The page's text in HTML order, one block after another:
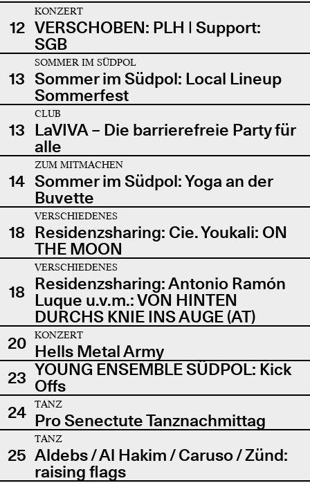
12
KONZERT
VERSCHOBEN: PLH | Support:
SGB
13
SOMMER IM SÜDPOL
Sommer im Südpol: Local Lineup
Sommerfest
13
CLUB
LaVIVA – Die barrierefreie Party für
alle
14
ZUM MITMACHEN
Sommer im Südpol: Yoga an der
Buvette
18
VERSCHIEDENES
Residenzsharing: Cie. Youkali: ON
THE MOON
18
VERSCHIEDENES
Residenzsharing: Antonio Ramón
Luque u.v.m.: VON HINTEN
DURCHS KNIE INS AUGE (AT)
20
KONZERT
Hells Metal Army
23 YOUNG ENSEMBLE SÜDPOL: Kick
Offs
24
TANZ
Pro Senectute Tanznachmittag
25
TANZ
Aldebs / Al Hakim / Caruso / Zünd:
raising flags